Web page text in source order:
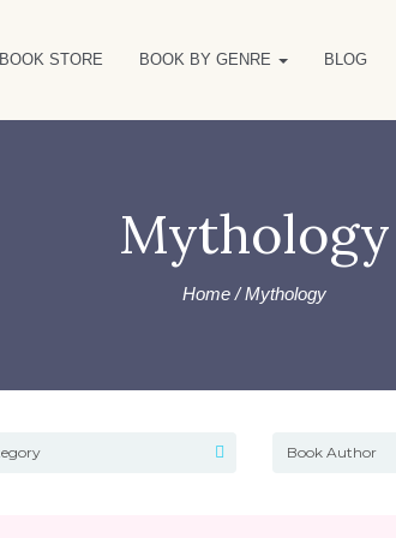
BOOK STORE BOOK BY GENRE BLOG
Mythology
Home/ Mythology